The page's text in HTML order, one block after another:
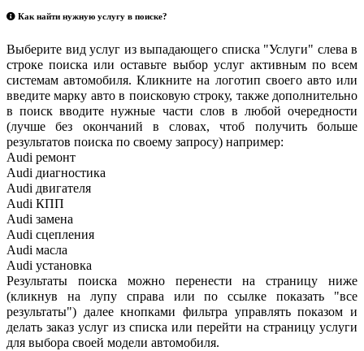
Как найти нужную услугу в поиске?
Выберите вид услуг из выпадающего списка "Услуги" слева в
строке поиска или оставьте выбор услуг активным по всем
системам автомобиля. Кликните на логотип своего авто или
введите марку авто в поисковую строку, также дополнительно
в поиск вводите нужные части слов в любой очередности
(лучше без окончаний в словах, чтоб получить больше
результатов поиска по своему запросу) например:
Audi ремонт
Audi диагностика
Audi двигателя
Audi КПП
Audi замена
Audi сцепления
Audi масла
Audi установка
Результаты поиска можно перенести на страницу ниже
(кликнув на лупу справа или по ссылке показать "все
результаты") далее кнопками фильтра управлять показом и
делать заказ услуг из списка или перейти на страницу услуги
для выбора своей модели автомобиля.